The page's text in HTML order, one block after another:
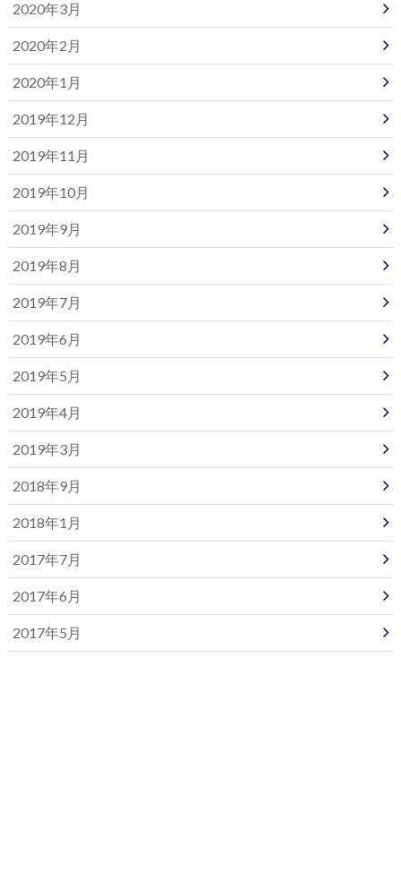
2020年3月
2020年2月
2020年1月
2019年12月
2019年11月
2019年10月
2019年9月
2019年8月
2019年7月
2019年6月
2019年5月
2019年4月
2019年3月
2018年9月
2018年1月
2017年7月
2017年6月
2017年5月